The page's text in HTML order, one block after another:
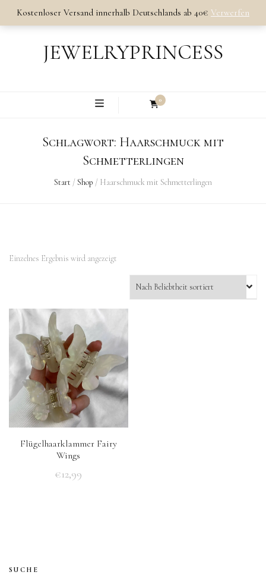
Kostenloser Versand innerhalb Deutschlands ab 40€ Verwerfen
JEWELRYPRINCESS
0
Schlagwort: Haarschmuck mit
Schmetterlingen
Start /Shop / Haarschmuck mit Schmetterlingen
Einzelnes Ergebnis wird angezeigt
Flügelhaarklammer Fairy
Wings
€12,99
SUCHE